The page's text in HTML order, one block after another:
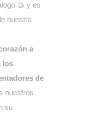
🤝 y es
nuestra
a
los
de
nuestros
su